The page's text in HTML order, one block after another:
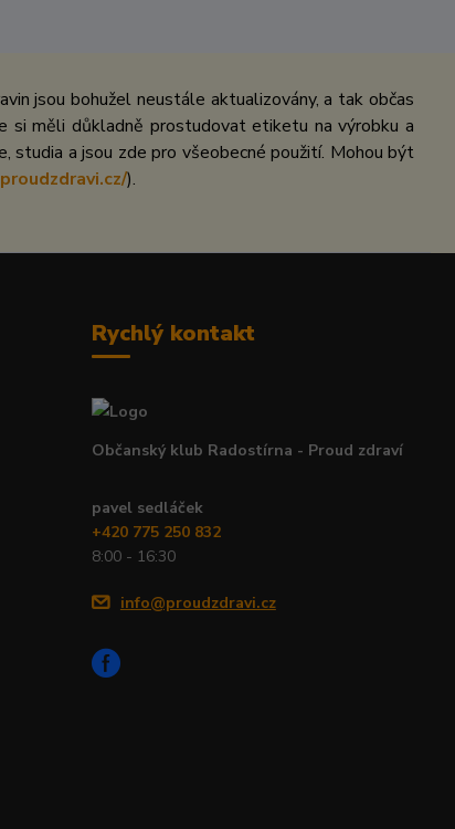
jsou bohužel neustále aktualizovány, a tak občas
si měli důkladně prostudovat etiketu na výrobku a
studia a jsou zde pro všeobecné použití. Mohou být
).
Rychlý kontakt
Občanský klub Radostírna - Proud zdraví
pavel sedláček
+420 775 250 832
8:00 - 16:30
info@proudzdravi.cz